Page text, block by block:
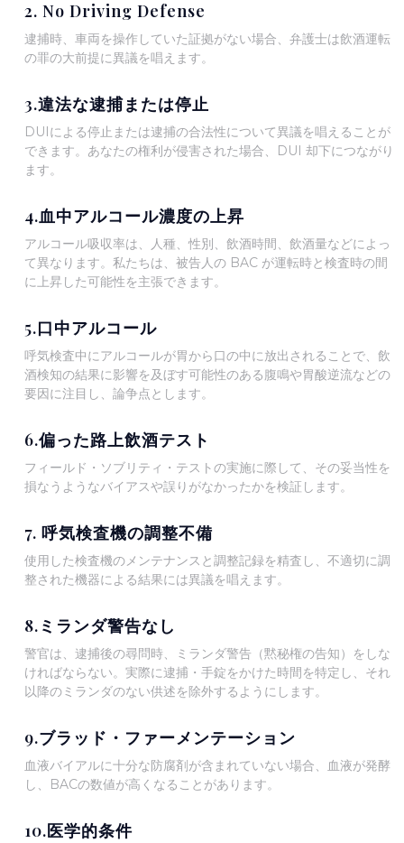
2. No Driving Defense
逮捕時、車両を操作していた証拠がない場合、弁護士は飲酒運転
の罪の大前提に異議を唱えます。
3.違法な逮捕または停止
DUIによる停止または逮捕の合法性について異議を唱えることが
できます。あなたの権利が侵害された場合、DUI 却下につながり
ます。
4.血中アルコール濃度の上昇
アルコール吸収率は、人種、性別、飲酒時間、飲酒量などによっ
て異なります。私たちは、被告人の BAC が運転時と検査時の間
に上昇した可能性を主張できます。
5.口中アルコール
呼気検査中にアルコールが胃から口の中に放出されることで、飲
酒検知の結果に影響を及ぼす可能性のある腹鳴や胃酸逆流などの
要因に注目し、論争点とします。
6.偏った路上飲酒テスト
フィールド・ソブリティ・テストの実施に際して、その妥当性を
損なうようなバイアスや誤りがなかったかを検証します。
7. 呼気検査機の調整不備
使用した検査機のメンテナンスと調整記録を精査し、不適切に調
整された機器による結果には異議を唱えます。
8.ミランダ警告なし
警官は、逮捕後の尋問時、ミランダ警告（黙秘権の告知）をしな
ければならない。実際に逮捕・手錠をかけた時間を特定し、それ
以降のミランダのない供述を除外するようにします。
9.ブラッド・ファーメンテーション
血液バイアルに十分な防腐剤が含まれていない場合、血液が発酵
し、BACの数値が高くなることがあります。
10.医学的条件